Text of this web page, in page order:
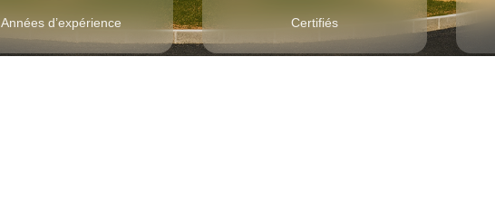
Années d’expérience Certifiés